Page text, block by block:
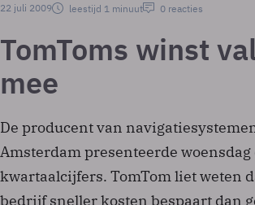
22 juli 2009
leestijd 1 minuut 0 reacties
TomToms winst
mee
De producent van
Amsterdam presenteerde woensdag
kwartaalcijfers. TomTom liet weten
bedrijf sneller kosten bespaart dan